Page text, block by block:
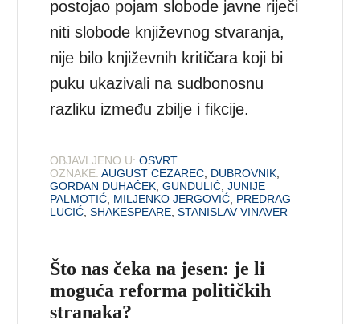
postojao pojam slobode javne riječi
niti slobode književnog stvaranja,
nije bilo književnih kritičara koji bi
puku ukazivali na sudbonosnu
razliku između zbilje i fikcije.
OBJAVLJENO U: OSVRT
OZNAKE: AUGUST CEZAREC, DUBROVNIK,
GORDAN DUHAČEK,GUNDULIĆ,JUNIJE
PALMOTIĆ, MILJENKO JERGOVIĆ, PREDRAG
LUCIĆ,SHAKESPEARE,STANISLAV VINAVER
Što nas čeka na jesen: je li
moguća reforma političkih
stranaka?